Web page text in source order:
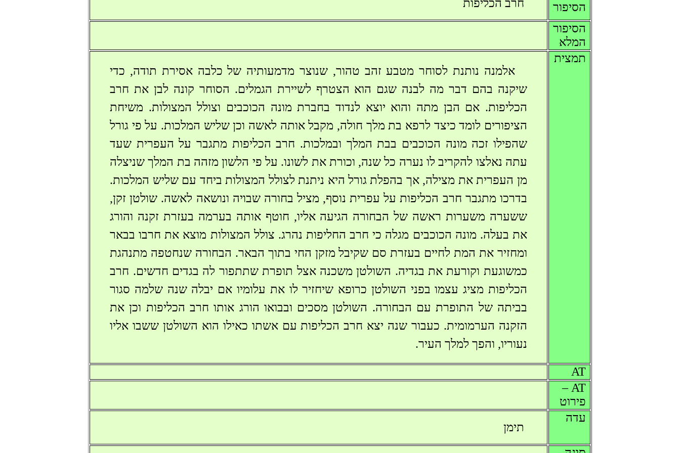
חרב הכליפות
הסיפור
הסיפור
המלא
אלמנה נותנת לסוחר מטבע זהב טהור, שנוצר מדמעותיה של כלבה אסירת תודה, כדי
שיקנה בהם דבר מה לבנה שגם הוא הצטרף לשיירת הגמלים. הסוחר קונה לבן את חרב
הכליפות. אם הבן מתה והוא יוצא לנדוד בחברת מונה הכוכבים וצולל המצולות. משיחת
הציפורים לומד כיצד לרפא בת מלך חולה, מקבל אותה לאשה וכן שליש המלכות. על פי גורל
שהפילו זכה מונה הכוכבים בבת המלך ובמלכות. חרב הכליפות מתגבר על העפרית שעד
עתה נאלצו להקריב לו נערה כל שנה, וכורת את לשונו. על פי הלשון מזהה בת המלך שניצלה
מן העפרית את מצילה, אך בהפלת גורל היא ניתנת לצולל המצולות ביחד עם שליש המלכות.
בדרכו מתגבר חרב הכליפות על עפרית נוסף, מציל בחורה שבויה ונושאה לאשה. שולטן זקן,
ששערה משערות ראשה של הבחורה הגיעה אליו, חוטף אותה בערמה בעזרת זקנה והורג
את בעלה. מונה הכוכבים מגלה כי חרב החליפות נהרג. צולל המצולות מוצא את חרבו בבאר
ומחזיר את המת לחיים בעזרת סם שקיבל מזקן החי בתוך הבאר. הבחורה שנחטפה מתנהגת
כמשוגעת וקורעת את בגדיה. השולטן משכנה אצל תופרת שתתפור לה בגדים חדשים. חרב
הכליפות מציג עצמו בפני השולטן כרופא שיחזיר לו את עלומיו אם יבלה שנה שלמה סגור
בביתה של התופרת עם הבחורה. השולטן מסכים ובבואו הורג אותו חרב הכליפות וכן את
הזקנה הערמומית. כעבור שנה יצא חרב הכליפות עם אשתו כאילו הוא השולטן ששבו אליו
נעוריו, והפך למלך העיר.
תמצית
AT
AT –
פירוט
תימן
עדה